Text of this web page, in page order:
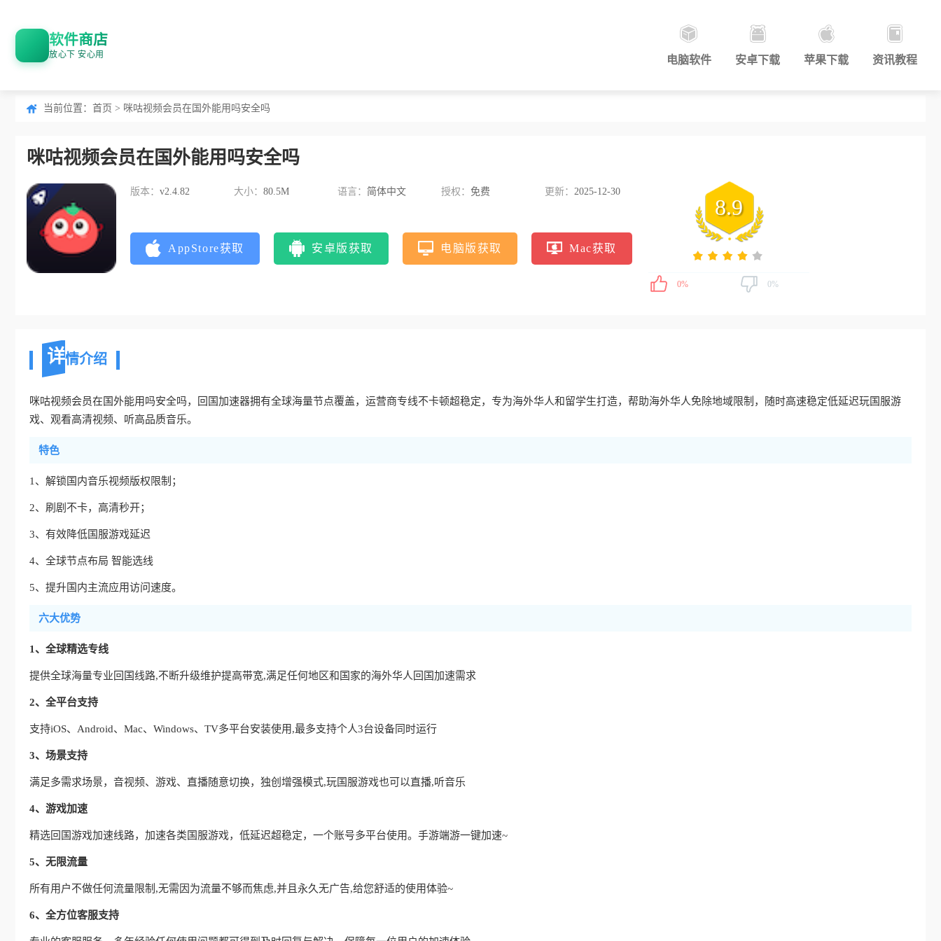
软件商店
放心下 安心用 电脑软件 安卓下载 苹果下载 资讯教程
当前位置： 首页 > 咪咕视频会员在国外能用吗安全吗
咪咕视频会员在国外能用吗安全吗
版本： v2.4.82 大小： 80.5M 语言： 简体中文 授权： 免费 更新： 2025-12-30
AppStore获取 安卓版获取 电脑版获取 Mac获取
8.9
0% 0%
详情介绍
咪咕视频会员在国外能用吗安全吗，回国加速器拥有全球海量节点覆盖，运营商专线不卡顿超稳定，专为海外华人和留学生打造，帮助海外华人免除地域限制，随时高速稳定低延迟玩国服游
戏、观看高清视频、听高品质音乐。
特色
1、解锁国内音乐视频版权限制；
2、刷剧不卡，高清秒开；
3、有效降低国服游戏延迟
4、全球节点布局 智能选线
5、提升国内主流应用访问速度。
六大优势
1、全球精选专线
提供全球海量专业回国线路,不断升级维护提高带宽,满足任何地区和国家的海外华人回国加速需求
2、全平台支持
支持iOS、Android、Mac、Windows、TV多平台安装使用,最多支持个人3台设备同时运行
3、场景支持
满足多需求场景，音视频、游戏、直播随意切换，独创增强模式,玩国服游戏也可以直播,听音乐
4、游戏加速
精选回国游戏加速线路，加速各类国服游戏，低延迟超稳定，一个账号多平台使用。手游端游一键加速~
5、无限流量
所有用户不做任何流量限制,无需因为流量不够而焦虑,并且永久无广告,给您舒适的使用体验~
6、全方位客服支持